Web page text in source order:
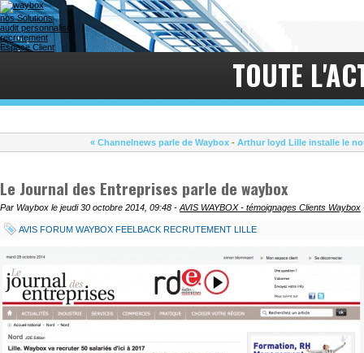
nos Solutions
audit personnalisé
recrutement
Espace Client
TOUTE
« Channelnews parle de Waybox - Arthur loyd Lille installe le
Le Journal des Entreprises parle de waybox
Par Waybox le jeudi 30 octobre 2014, 09:48 - AVIS WAYBOX - témoignages Clients Waybox
AVIS FORUM WAYBOX FEELBACK RECRUTEMENT LILLE